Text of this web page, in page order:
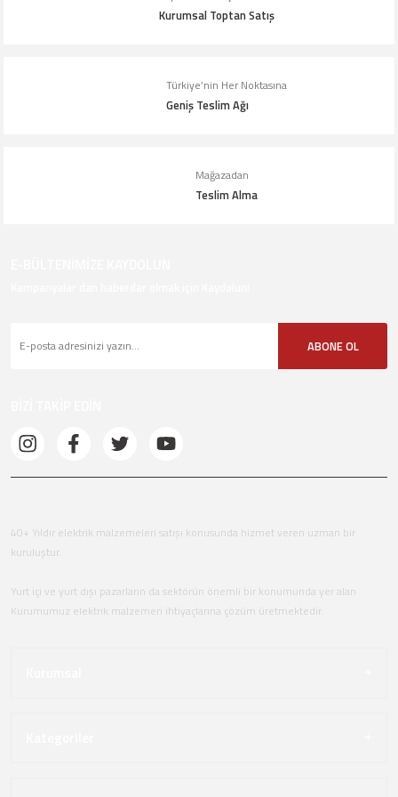
Kurumsal Toptan Satış
Türkiye’nin Her Noktasına
Geniş Teslim Ağı
Mağazadan
Teslim Alma
ABONE OL
40+ Yıldır elektrik malzemeleri satışı konusunda hizmet veren uzman bir
kuruluştur.
Yurt içi ve yurt dışı pazarların da sektörün önemli bir konumunda yer alan
Kurumumuz elektrik malzemeri ihtiyaçlarına çözüm üretmektedir.